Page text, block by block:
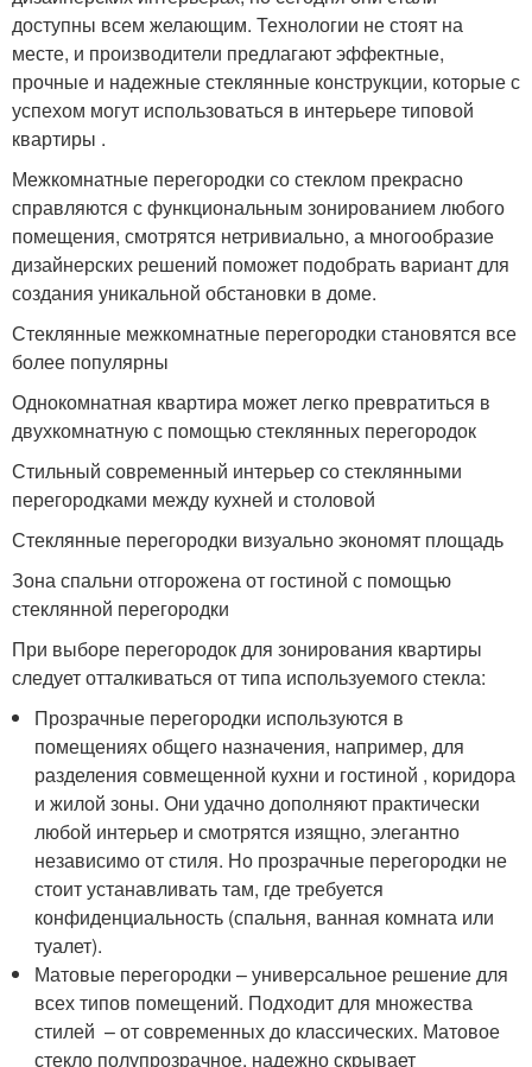
доступны всем желающим. Технологии не стоят на
месте, и производители предлагают эффектные,
прочные и надежные стеклянные конструкции, которые с
успехом могут использоваться в интерьере типовой
квартиры .
Межкомнатные перегородки со стеклом прекрасно
справляются с функциональным зонированием любого
помещения, смотрятся нетривиально, а многообразие
дизайнерских решений поможет подобрать вариант для
создания уникальной обстановки в доме.
Стеклянные межкомнатные перегородки становятся все
более популярны
Однокомнатная квартира может легко превратиться в
двухкомнатную с помощью стеклянных перегородок
Стильный современный интерьер со стеклянными
перегородками между кухней и столовой
Стеклянные перегородки визуально экономят площадь
Зона спальни отгорожена от гостиной с помощью
стеклянной перегородки
При выборе перегородок для зонирования квартиры
следует отталкиваться от типа используемого стекла:
Прозрачные перегородки используются в
помещениях общего назначения, например, для
разделения совмещенной кухни и гостиной , коридора
и жилой зоны. Они удачно дополняют практически
любой интерьер и смотрятся изящно, элегантно
независимо от стиля. Но прозрачные перегородки не
стоит устанавливать там, где требуется
конфиденциальность (спальня, ванная комната или
туалет).
Матовые перегородки – универсальное решение для
всех типов помещений. Подходит для множества
стилей – от современных до классических. Матовое
стекло полупрозрачное, надежно скрывает